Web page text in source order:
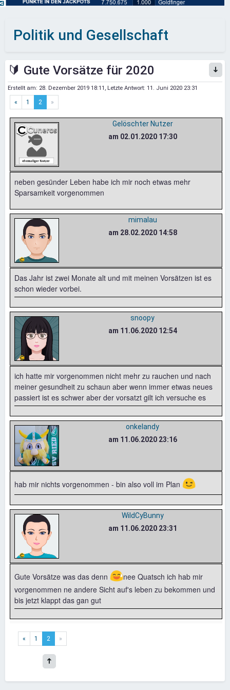
Politik und Gesellschaft
🔰 Gute Vorsätze für 2020
Erstellt am: 28. Dezember 2019 18:11 , Letzte Antwort: 11. Juni 2020 23:31
« 1 2 »
Gelöschter Nutzer
am 02.01.2020 17:30
neben gesünder Leben habe ich mir noch etwas mehr
Sparsamkeit vorgenommen
mimalau
am 28.02.2020 14:58
Das Jahr ist zwei Monate alt und mit meinen Vorsätzen ist es
schon wieder vorbei.
snoopy
am 11.06.2020 12:54
ich hatte mir vorgenommen nicht mehr zu rauchen und nach
meiner gesundheit zu schaun aber wenn immer etwas neues
passiert ist es schwer aber der vorsatzt gilt ich versuche es
onkelandy
am 11.06.2020 23:16
hab mir nichts vorgenommen - bin also voll im Plan 😉
WildCyBunny
am 11.06.2020 23:31
Gute Vorsätze was das denn 😅nee Quatsch ich hab mir
vorgenommen ne andere Sicht auf's leben zu bekommen und
bis jetzt klappt das gan gut
« 1 2 »